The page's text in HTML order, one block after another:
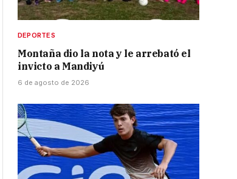
DEPORTES
Montaña dio la nota y le arrebató el
invicto a Mandiyú
6 de agosto de 2026